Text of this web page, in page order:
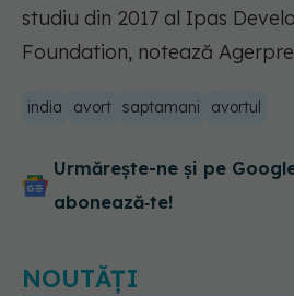
studiu din 2017 al Ipas
Foundation, notează
india avort saptamani avortul
Urmărește-ne și pe
abonează‑te!
NOUTĂȚI